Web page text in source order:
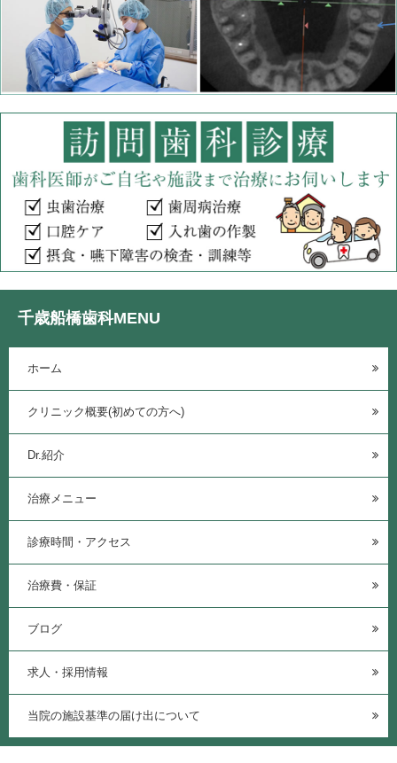
千歳船橋歯科MENU
ホーム
クリニック概要(初めての方へ)
Dr.紹介
治療メニュー
診療時間・アクセス
治療費・保証
ブログ
求人・採用情報
当院の施設基準の届け出について